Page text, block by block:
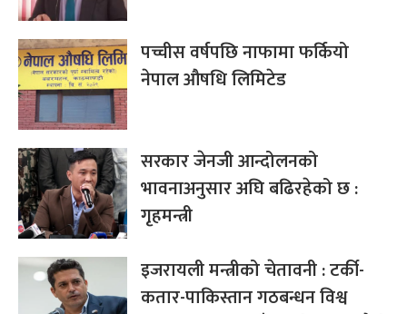
पच्चीस वर्षपछि नाफामा फर्कियो
नेपाल औषधि लिमिटेड
सरकार जेनजी आन्दोलनको
भावनाअनुसार अघि बढिरहेको छ :
गृहमन्त्री
इजरायली मन्त्रीको चेतावनी : टर्की-
कतार-पाकिस्तान गठबन्धन विश्व